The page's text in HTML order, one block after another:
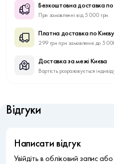
Безкоштовна доставка по
При замовленні від 5 000 грн.
Платна доставка по Києву
299 грн при замовленні до 5
Доставка за межі Києва
Вартість розраховується
Відгуки
Написати відгук
Увійдіть в обліковий запис